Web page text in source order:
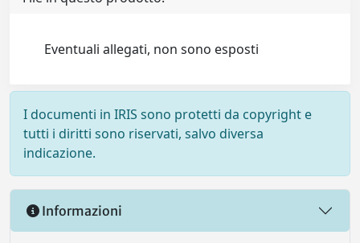
Eventuali allegati, non sono esposti
I documenti in IRIS sono protetti da copyright e
tutti i diritti sono riservati, salvo diversa
indicazione.
Informazioni